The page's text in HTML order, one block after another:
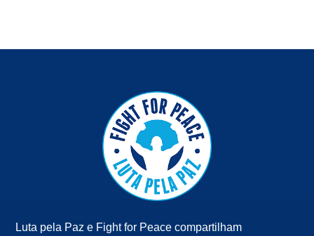
Luta pela Paz e Fight for Peace compartilham